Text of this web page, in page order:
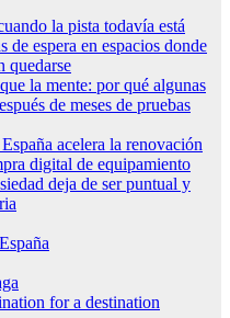
la pista todavía está
de espera en espacios donde
quedarse
la mente: por qué algunas
de meses de pruebas
acelera la renovación
digital de equipamiento
deja de ser puntual y
for a destination